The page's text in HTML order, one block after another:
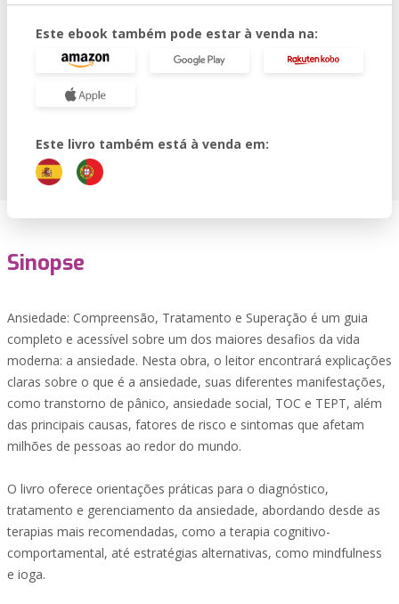
Este ebook também pode estar à venda na:
Este livro também está à venda em:
Sinopse
Ansiedade: Compreensão, Tratamento e Superação é um guia
completo e acessível sobre um dos maiores desafios da vida
moderna: a ansiedade. Nesta obra, o leitor encontrará explicações
claras sobre o que é a ansiedade, suas diferentes manifestações,
como transtorno de pânico, ansiedade social, TOC e TEPT, além
das principais causas, fatores de risco e sintomas que afetam
milhões de pessoas ao redor do mundo.
O livro oferece orientações práticas para o diagnóstico,
tratamento e gerenciamento da ansiedade, abordando desde as
terapias mais recomendadas, como a terapia cognitivo-
comportamental, até estratégias alternativas, como mindfulness
e ioga.